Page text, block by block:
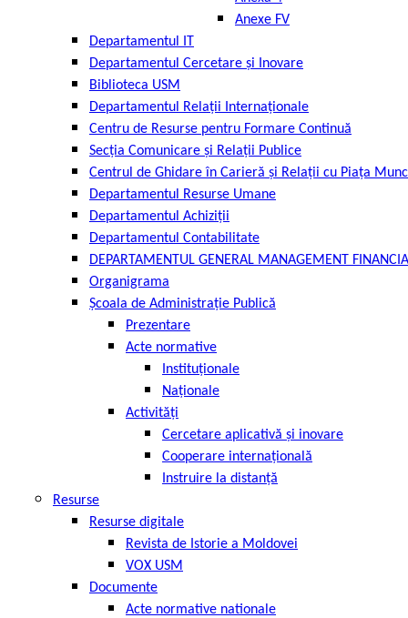
Anexe FV
Departamentul IT
Departamentul Cercetare și Inovare
Biblioteca USM
Departamentul Relații Internaționale
Centru de Resurse pentru Formare Continuă
Secția Comunicare și Relații Publice
Centrul de Ghidare în Carieră și Relații cu Piața
Departamentul Resurse Umane
Departamentul Achiziții
Departamentul Contabilitate
DEPARTAMENTUL GENERAL MANAGEMENT
Organigrama
Școala de Administrație Publică
Prezentare
Acte normative
Instituționale
Naționale
Activități
Cercetare aplicativă și inovare
Cooperare internațională
Instruire la distanță
Resurse
Resurse digitale
Revista de Istorie a Moldovei
VOX USM
Documente
Acte normative nationale